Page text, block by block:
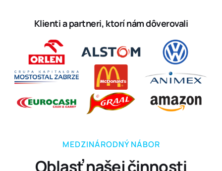
Klienti a partneri, ktorí nám dôverovali
MEDZINÁRODNÝ NÁBOR